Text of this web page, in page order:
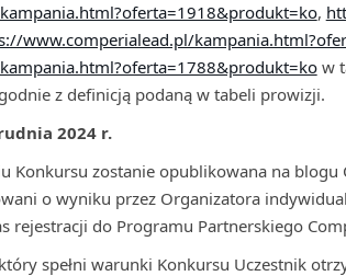
,
www.comperialead.pl/
w
z definicją podaną w tabeli prowizji.
2024 r.
Konkursu zostanie opublikowana na blogu
o wyniku przez Organizatora
rejestracji do Programu Partnerskiego
spełni warunki Konkursu Uczestnik